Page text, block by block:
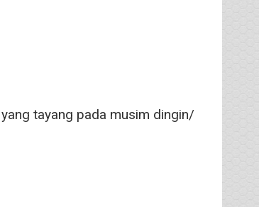
tayang pada musim dingin/